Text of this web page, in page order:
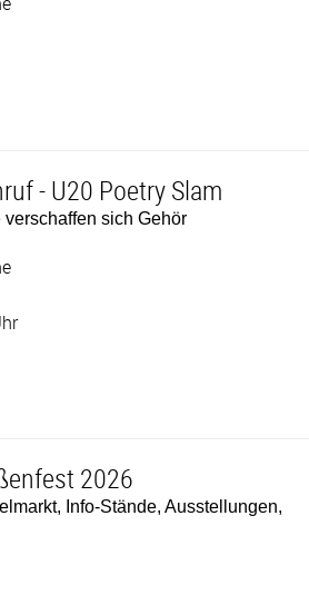
- U20 Poetry Slam
verschaffen sich Gehör
2026
Info-Stände, Ausstellungen,